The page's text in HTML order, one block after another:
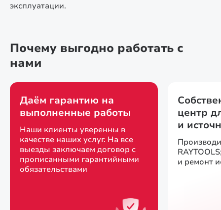
эксплуатации.
Почему выгодно работать с
нами
Даём гарантию на
выполненные работы
Наши клиенты уверенны в
качестве наших услуг. На все
выезды заключаем договор с
прописанными гарантийными
обязательствами
центр
и
и ремонт